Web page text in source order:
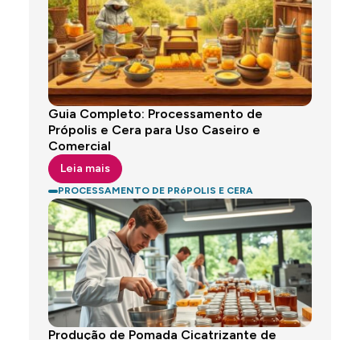
Guia Completo: Processamento de
Própolis e Cera para Uso Caseiro e
Comercial
Leia mais
PROCESSAMENTO DE PRóPOLIS E CERA
Produção de Pomada Cicatrizante de